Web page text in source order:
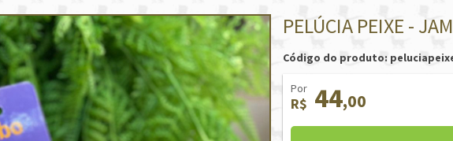
PELÚCIA PEIXE -
Código do produto:
Por
R$ 44,00